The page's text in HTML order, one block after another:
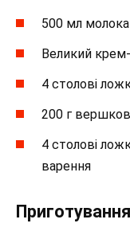
500 мл молока
Великий
4 столові
200 г
4 столові
варення